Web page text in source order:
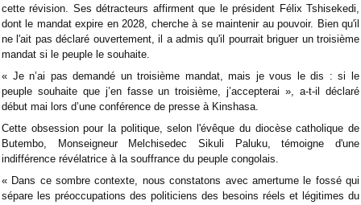
cette révision. Ses détracteurs affirment que le président Félix Tshisekedi,
dont le mandat expire en 2028, cherche à se maintenir au pouvoir. Bien qu'il
ne l'ait pas déclaré ouvertement, il a admis qu'il pourrait briguer un troisième
mandat si le peuple le souhaite.
« Je n’ai pas demandé un troisième mandat, mais je vous le dis : si le
peuple souhaite que j’en fasse un troisième, j’accepterai », a-t-il déclaré
début mai lors d’une conférence de presse à Kinshasa.
Cette obsession pour la politique, selon l'évêque du diocèse catholique de
Butembo, Monseigneur Melchisedec Sikuli Paluku, témoigne d'une
indifférence révélatrice à la souffrance du peuple congolais.
« Dans ce sombre contexte, nous constatons avec amertume le fossé qui
sépare les préoccupations des politiciens des besoins réels et légitimes du